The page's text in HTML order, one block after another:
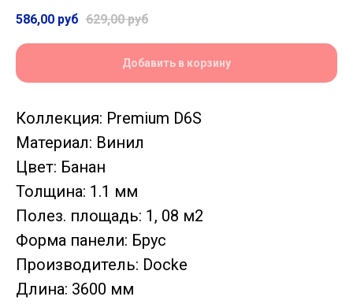
586,00 руб 629,00 руб
Добавить в корзину
Коллекция: Premium D6S
Материал: Винил
Цвет: Банан
Толщина: 1.1 мм
Полез. площадь: 1, 08 м2
Форма панели: Брус
Производитель: Docke
Длина: 3600 мм